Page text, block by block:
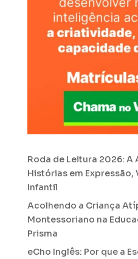
Roda de Leitura 2026:
Histórias em
Infantil
Acolhendo a Criança
Montessoriano na
Prisma
eCho Inglês: Por que a